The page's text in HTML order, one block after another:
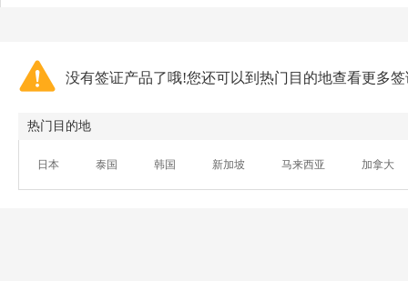
没有签证产品了哦!您还可以到热门目的地查看更多
热门目的地
日本 泰国 韩国 新加坡 马来西亚 加拿大